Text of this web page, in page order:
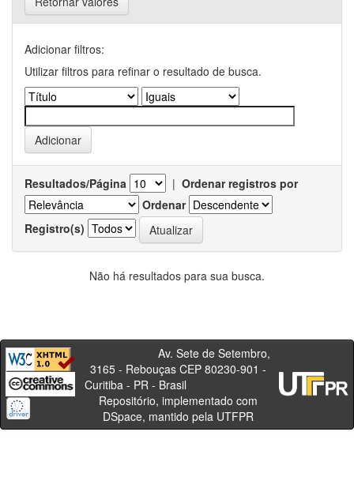
Adicionar filtros:
Utilizar filtros para refinar o resultado de busca.
Resultados/Página | Ordenar registros por
Ordenar
Registro(s)
Não há resultados para sua busca.
Av. Sete de Setembro,
3165 - Rebouças CEP 80230-901 -
Curitiba - PR - Brasil
Repositório, implementado com
DSpace, mantido pela UTFPR